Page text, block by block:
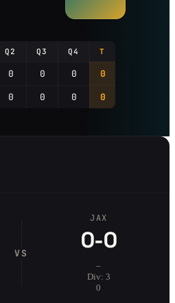
Q2 Q3 Q4 T
0 0 0
0
0 0 0 0
VS
JAX
0-0
–
Div: 3
0